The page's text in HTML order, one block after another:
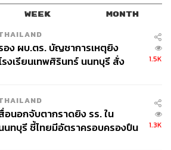
world/china/china-test-fires-
national-security/20
fires-long-range-missile-into-paci
Indo-Pacific
Japan
Taiwan
USA
ประชาชนจีน (PLA)
WEEK MONTH
อง ผบ.ตร. บัญชาการเหตุยิง
รงเรียนเทพศิรินทร์ นนทบุรี สั่ง
1.5K
อนอกจับตากราดยิง รร. ใน
นทบุรี ชี้ไทยมีอัตราครอบครองปืน
1.3K